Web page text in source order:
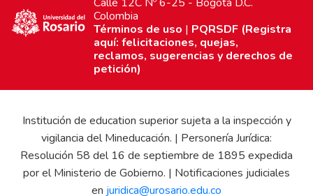
Calle 12C Nº 6-25 - Bogotá D.C.
Colombia
Términos de uso | PQRSDF (Registra
aquí: felicitaciones, quejas,
reclamos, sugerencias y derechos de
petición)
Institución de education superior sujeta a la inspección y
vigilancia del Mineducación. | Personería Jurídica:
Resolución 58 del 16 de septiembre de 1895 expedida
por el Ministerio de Gobierno. | Notificaciones judiciales
en juridica@urosario.edu.co